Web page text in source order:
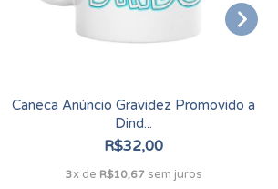
Caneca Anúncio Gravidez Promovido a
Dind...
R$32,00
3x de R$10,67sem juros